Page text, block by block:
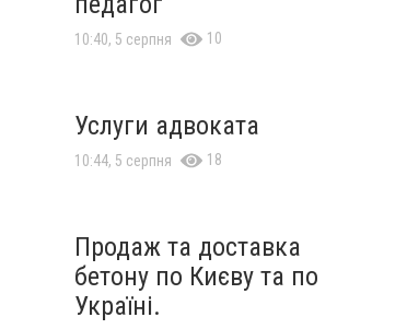
10:40, 5 серпня 10
Услуги адвоката
10:44, 5 серпня 18
Продаж та доставка
бетону по Києву та по
Україні.